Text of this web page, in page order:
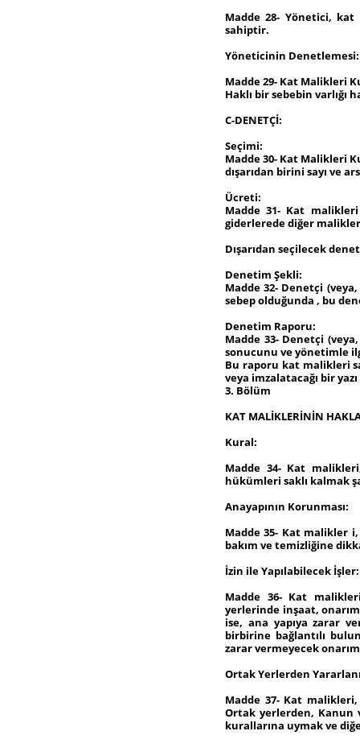
Madde 28- Yönetici,
sahiptir.
Yöneticinin Denetlemesi:
Madde 29- Kat Malikleri
Haklı bir sebebin
C-DENETÇİ:
Seçimi:
Madde 30- Kat Malikleri
dışarıdan birini sayı ve
Ücreti:
Madde 31- Kat
giderlerede diğer
Dışarıdan seçilecek
Denetim Şekli:
Madde 32- Denetçi
sebep olduğunda , bu
Denetim Raporu:
Madde 33- Denetçi
sonucunu ve yönetimle
Bu raporu kat malikleri
veya imzalatacağı bir
3. Bölüm
KAT MALİKLERİNİN
Kural:
Madde 34- Kat
hükümleri saklı kalmak
Anayapının Korunması:
Madde 35- Kat malikler
bakım ve temizliğine
İzin ile Yapılabilecek İşler:
Madde 36- Kat
yerlerinde inşaat,
ise, ana yapıya zarar
birbirine bağlantılı
zarar vermeyecek
Ortak Yerlerden
Madde 37- Kat
Ortak yerlerden, Kanun
kurallarına uymak ve